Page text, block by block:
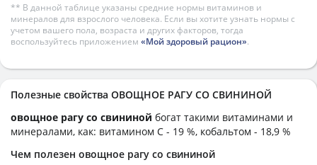
** В данной таблице указаны средние нормы витаминов и
минералов для взрослого человека. Если вы хотите узнать нормы с
учетом вашего пола, возраста и других факторов, тогда
воспользуйтесь приложением «Мой здоровый рацион».
Полезные свойства ОВОЩНОЕ РАГУ СО СВИНИНОЙ
овощное рагу со свининой богат такими витаминами и
минералами, как: витамином C - 19 %, кобальтом - 18,9 %
Чем полезен овощное рагу со свининой